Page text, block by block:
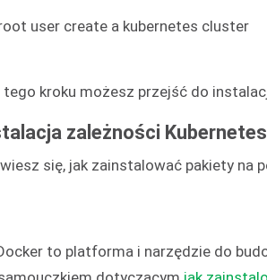
tego kroku możesz przejść do
zależności Kubernetes
się, jak zainstalować pakiety na
to platforma i narzędzie do